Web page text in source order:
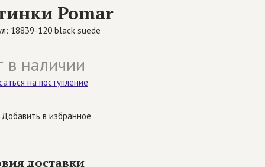
Другое
Pomar
18839-120 black suede
в наличии
на поступление
Добавить в избранное
доставки